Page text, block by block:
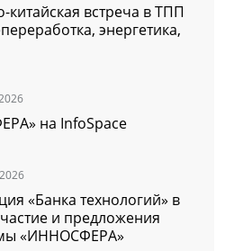
китайская встреча в ТПП
энергетика,
на InfoSpace
«Банка технологий» в
и предложения
«ИННОСФЕРА»